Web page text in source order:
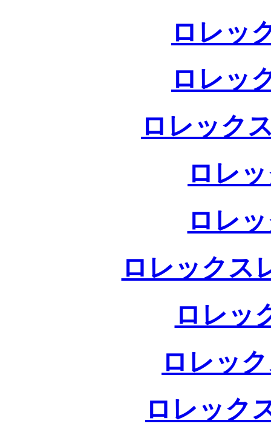
ロレッ
ロレッ
ロレック
ロレ
ロレ
ロレックス
ロレッ
ロレッ
ロレック